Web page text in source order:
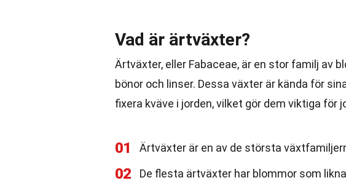
Vad är ärtväxter?
Ärtväxter, eller Fabaceae, är en stor familj av
bönor och linser. Dessa växter är kända för
fixera kväve i jorden, vilket gör dem viktiga för
01 Ärtväxter är en av de största
02
De flesta ärtväxter har blommor som